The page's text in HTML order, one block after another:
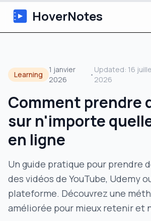
HoverNotes
Extension
Notes Vidéo IA
Tutoriels
Blog
Learning
1 janvier
2026
•
Updated: 16
2026
Comment prendre
sur n'importe
en ligne
Un guide pratique pour prendre
des vidéos de YouTube, Udemy
plateforme. Découvrez une
améliorée pour mieux retenir et